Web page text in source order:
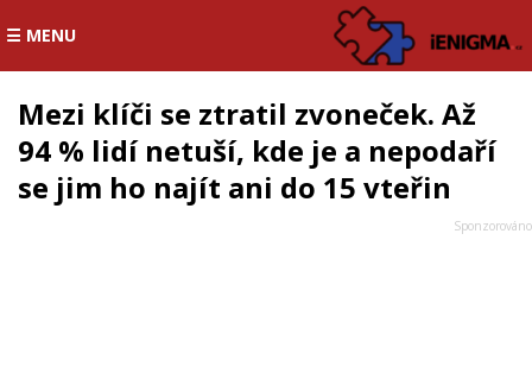
☰ MENU
Mezi klíči se ztratil zvoneček. Až
94 % lidí netuší, kde je a nepodaří
se jim ho najít ani do 15 vteřin